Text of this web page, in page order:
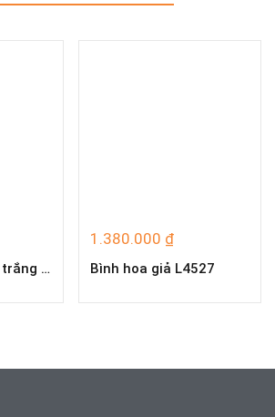
Hoa giả mộc lan trắng nhẹ nhàng, sang trọng L3761
1.380.000 ₫
Bình hoa giả L4527